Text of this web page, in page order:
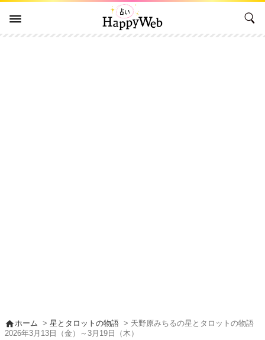
homeホーム >星とタロットの物語 > 天野原みちるの星とタロットの物語
2026年3月13日（金）～3月19日（木）